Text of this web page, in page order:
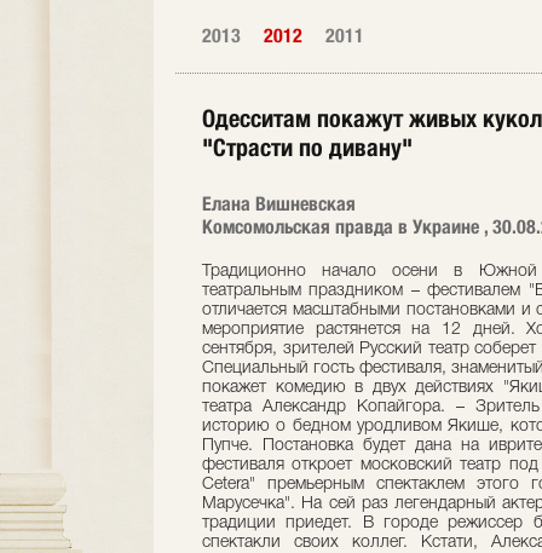
2013 2012 2011
Одесситам покажут живых
"Страсти по дивану"
Елана Вишневская
Комсомольская правда в Украине ,
Традиционно начало осени в
театральным праздником – фестивалем
отличается масштабными постановками и
мероприятие растянется на 12 дней.
сентября, зрителей Русский театр
Специальный гость фестиваля,
покажет комедию в двух действиях
театра Александр Копайгора. –
историю о бедном уродливом Якише,
Пупче. Постановка будет дана на
фестиваля откроет московский театр
Cetera" премьерным спектаклем
Марусечка". На сей раз легендарный
традиции приедет. В городе режиссер
спектакли своих коллег. Кстати,